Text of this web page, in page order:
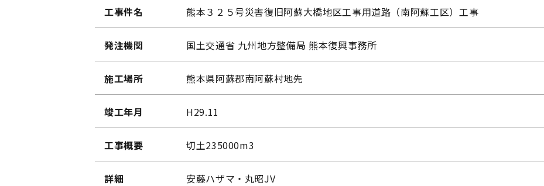
工事件名 熊本３２５号災害復旧阿蘇大橋地区工事用道路（南阿蘇工区）工事
発注機関 国土交通省 九州地方整備局 熊本復興事務所
施工場所 熊本県阿蘇郡南阿蘇村地先
竣工年月 H29.11
工事概要 切土235000m3
詳細 安藤ハザマ・丸昭JV